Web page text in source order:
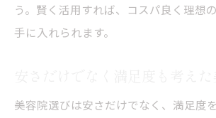
う。賢く活用すれば、コスパ良く理想
手に入れられます。
美容院選びは安さだけでなく、満足度